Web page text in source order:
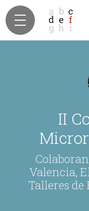
II
Valencia,
Talleres